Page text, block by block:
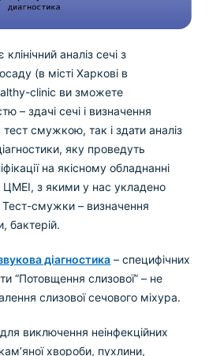
аналіз сечі з
(в місті Харкові в
clinic ви зможете
– здачі сечі і визначення
смужкою, так і здати аналіз
яку проведуть
на якісному обладнанні
ЦМЕІ, з якими у нас укладено
Тест-смужки – визначення
бактерій.
діагностика – специфічних
“Потовщення слизової” – не
слизової сечового міхура.
виключення неінфекційних
хвороби, пухлини,